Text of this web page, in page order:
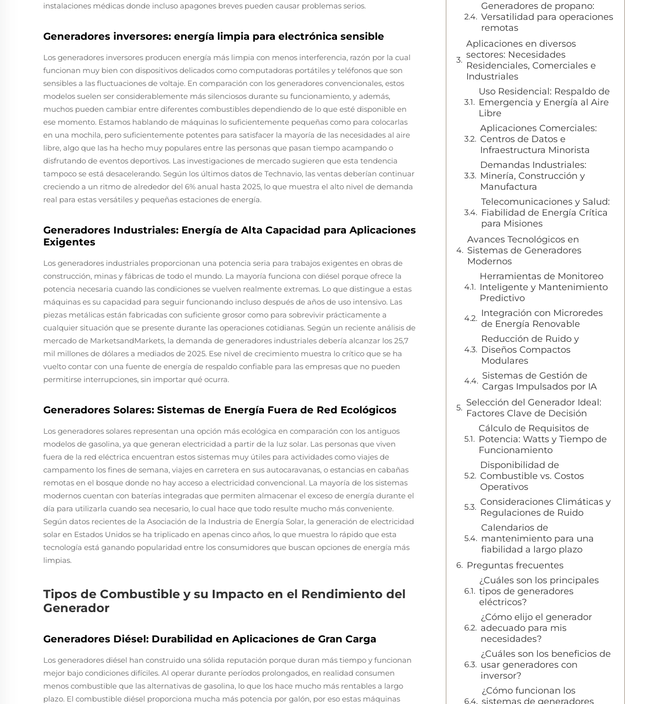
instalaciones médicas donde incluso apagones breves pueden causar problemas serios.
Generadores inversores: energía limpia para electrónica sensible
Los generadores inversores producen energía más limpia con menos interferencia, razón por la cual
funcionan muy bien con dispositivos delicados como computadoras portátiles y teléfonos que son
sensibles a las fluctuaciones de voltaje. En comparación con los generadores convencionales, estos
modelos suelen ser considerablemente más silenciosos durante su funcionamiento, y además,
muchos pueden cambiar entre diferentes combustibles dependiendo de lo que esté disponible en
ese momento. Estamos hablando de máquinas lo suficientemente pequeñas como para colocarlas
en una mochila, pero suficientemente potentes para satisfacer la mayoría de las necesidades al aire
libre, algo que las ha hecho muy populares entre las personas que pasan tiempo acampando o
disfrutando de eventos deportivos. Las investigaciones de mercado sugieren que esta tendencia
tampoco se está desacelerando. Según los últimos datos de Technavio, las ventas deberían continuar
creciendo a un ritmo de alrededor del 6% anual hasta 2025, lo que muestra el alto nivel de demanda
real para estas versátiles y pequeñas estaciones de energía.
Generadores Industriales: Energía de Alta Capacidad para Aplicaciones
Exigentes
Los generadores industriales proporcionan una potencia seria para trabajos exigentes en obras de
construcción, minas y fábricas de todo el mundo. La mayoría funciona con diésel porque ofrece la
potencia necesaria cuando las condiciones se vuelven realmente extremas. Lo que distingue a estas
máquinas es su capacidad para seguir funcionando incluso después de años de uso intensivo. Las
piezas metálicas están fabricadas con suficiente grosor como para sobrevivir prácticamente a
cualquier situación que se presente durante las operaciones cotidianas. Según un reciente análisis de
mercado de MarketsandMarkets, la demanda de generadores industriales debería alcanzar los 25,7
mil millones de dólares a mediados de 2025. Ese nivel de crecimiento muestra lo crítico que se ha
vuelto contar con una fuente de energía de respaldo confiable para las empresas que no pueden
permitirse interrupciones, sin importar qué ocurra.
Generadores Solares: Sistemas de Energía Fuera de Red Ecológicos
Los generadores solares representan una opción más ecológica en comparación con los antiguos
modelos de gasolina, ya que generan electricidad a partir de la luz solar. Las personas que viven
fuera de la red eléctrica encuentran estos sistemas muy útiles para actividades como viajes de
campamento los fines de semana, viajes en carretera en sus autocaravanas, o estancias en cabañas
remotas en el bosque donde no hay acceso a electricidad convencional. La mayoría de los sistemas
modernos cuentan con baterías integradas que permiten almacenar el exceso de energía durante el
día para utilizarla cuando sea necesario, lo cual hace que todo resulte mucho más conveniente.
Según datos recientes de la Asociación de la Industria de Energía Solar, la generación de electricidad
solar en Estados Unidos se ha triplicado en apenas cinco años, lo que muestra lo rápido que esta
tecnología está ganando popularidad entre los consumidores que buscan opciones de energía más
limpias.
Tipos de Combustible y su Impacto en el Rendimiento del
Generador
Generadores Diésel: Durabilidad en Aplicaciones de Gran Carga
Los generadores diésel han construido una sólida reputación porque duran más tiempo y funcionan
mejor bajo condiciones difíciles. Al operar durante períodos prolongados, en realidad consumen
menos combustible que las alternativas de gasolina, lo que los hace mucho más rentables a largo
plazo. El combustible diésel proporciona mucha más potencia por galón, por eso estas máquinas
Generadores de propano:
Versatilidad para operaciones
remotas
Aplicaciones en diversos
sectores: Necesidades
Residenciales, Comerciales e
Industriales
Uso Residencial: Respaldo de
Emergencia y Energía al Aire
Libre
Aplicaciones Comerciales:
Centros de Datos e
Infraestructura Minorista
Demandas Industriales:
Minería, Construcción y
Manufactura
Telecomunicaciones y Salud:
Fiabilidad de Energía Crítica
para Misiones
Avances Tecnológicos en
Sistemas de Generadores
Modernos
Herramientas de Monitoreo
Inteligente y Mantenimiento
Predictivo
Integración con Microredes
de Energía Renovable
Reducción de Ruido y
Diseños Compactos
Modulares
Sistemas de Gestión de
Cargas Impulsados por IA
Selección del Generador Ideal:
Factores Clave de Decisión
Cálculo de Requisitos de
Potencia: Watts y Tiempo de
Funcionamiento
Disponibilidad de
Combustible vs. Costos
Operativos
Consideraciones Climáticas y
Regulaciones de Ruido
Calendarios de
mantenimiento para una
fiabilidad a largo plazo
Preguntas frecuentes
¿Cuáles son los principales
tipos de generadores
eléctricos?
¿Cómo elijo el generador
adecuado para mis
necesidades?
¿Cuáles son los beneficios de
usar generadores con
inversor?
¿Cómo funcionan los
sistemas de generadores